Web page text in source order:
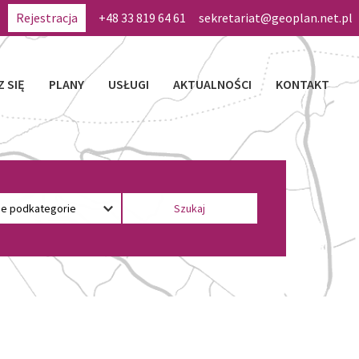
Rejestracja +48 33 819 64 61 sekretariat@geoplan.net.pl
SIĘ PLANY USŁUGI AKTUALNOŚCI KONTAKT